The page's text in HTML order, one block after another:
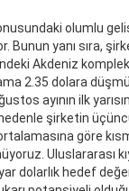
olumlu
Bunun yanı sıra,
Akdeniz
2.35 dolara
ayının ilk
şirketin
göre
Uluslararası
dolarlık hedef